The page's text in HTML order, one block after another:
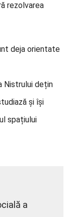
rezolvarea
deja orientate
Nistrului dețin
și își
spațiului
a